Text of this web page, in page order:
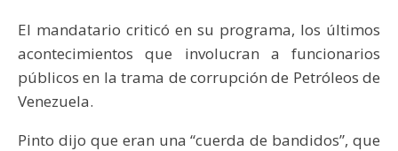
El mandatario criticó en su programa, los últimos
acontecimientos que involucran a funcionarios
públicos en la trama de corrupción de Petróleos de
Venezuela.
Pinto dijo que eran una “cuerda de bandidos”, que